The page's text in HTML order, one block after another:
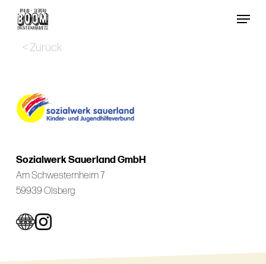
Menu
< Zurück
Sozialwerk Sauerland GmbH
Am Schwesternheim 7
59939 Olsberg